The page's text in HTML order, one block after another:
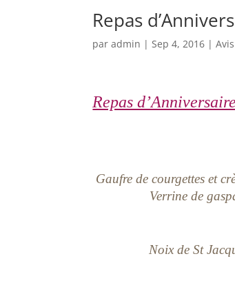
Repas
paradmin |Sep 4, 2016 |
Repas
Gaufre de courgettes et
Verrine de
Noix de St